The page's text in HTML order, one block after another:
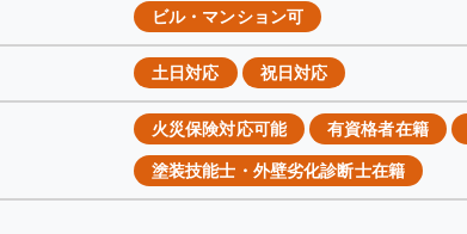
ビル・マンション可
土日対応 祝日対応
火災保険対応可能 有資格者在籍
塗装技能士・外壁劣化診断士在籍